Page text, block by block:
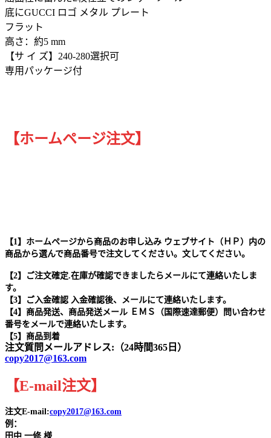
底にGUCCI ロゴ メタル プレート
フラット
高さ：約5 mm
【サ イ ズ】240-280選択可
専用パッケージ付
【ホームページ注文】
【1】ホームページから商品のお申し込み ウェブサイト（ＨＰ）内の
商品から選んで商品番号で注文してください。文してください。
【2】ご注文確定.在庫が確認できましたらメールにて連絡いたしま
す。
【3】ご入金確認 入金確認後、メールにて連絡いたします。
【4】商品発送、商品発送メール ＥＭＳ（国際速達郵便）問い合わせ
番号をメールで連絡いたします。
【5】商品到着
注文質問メールアドレス:（24時間365日）
copy2017@163.com
【E-mail注文】
注文E-mail:copy2017@163.com
例：
田中 一修 様